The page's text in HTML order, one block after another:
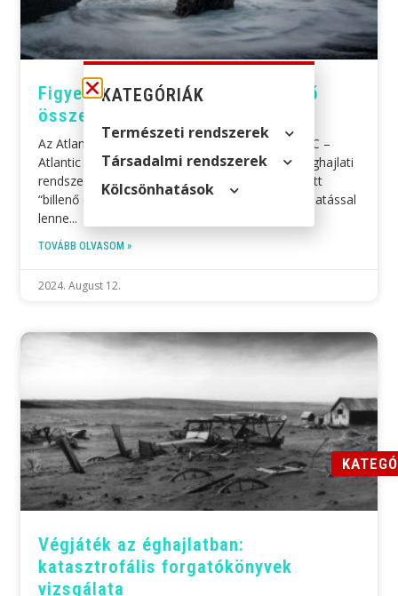
Figyelmeztetés az AMOC közelgő
összeomlásáról
Az Atlanti Meridionális Áramlási Rendszer (AMOC –
Atlantic meridional overturning circulation ) az éghajlati
rendszerünk egyik legbizonytalanabb úgynevezett
“billenő eleme”, amelynek összeomlása súlyos hatással
lenne
TOVÁBB OLVASOM »
2024. August 12.
Végjáték az éghajlatban:
katasztrofális forgatókönyvek
vizsgálata
KATEGÓRIÁK
Természeti rendszerek
Társadalmi rendszerek
Kölcsön­hatások